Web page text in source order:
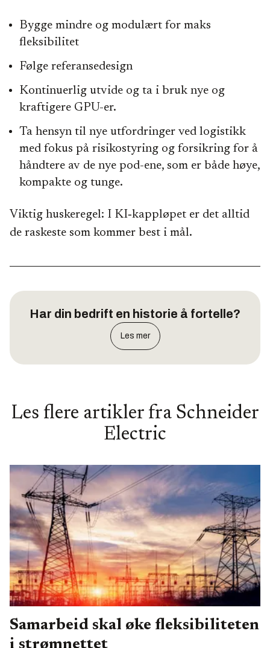
Bygge mindre og modulært for maks
fleksibilitet
Følge referansedesign
Kontinuerlig utvide og ta i bruk nye og
kraftigere GPU-er.
Ta hensyn til nye utfordringer ved logistikk
med fokus på risikostyring og forsikring for å
håndtere av de nye pod-ene, som er både høye,
kompakte og tunge.
Viktig huskeregel: I KI‑kappløpet er det alltid
de raskeste som kommer best i mål.
Har din bedrift en historie å fortelle?
Les mer
Les flere artikler fra Schneider
Electric
Samarbeid skal øke fleksibiliteten
i strømnettet